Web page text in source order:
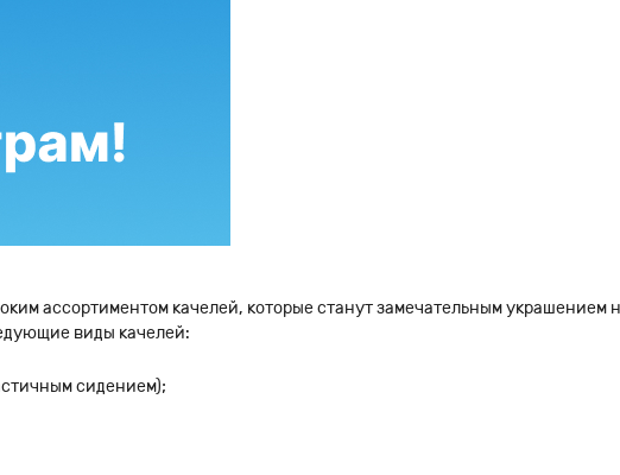
ассортиментом качелей, которые станут замечательным украшением
виды качелей:
сидением);